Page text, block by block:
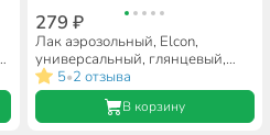
279 ₽
Лак аэрозольный, Elcon,
универсальный, глянцевый,
акриловый, бесцветный, для
внутренних и наружных работ,
5•2 отзыва
В корзину